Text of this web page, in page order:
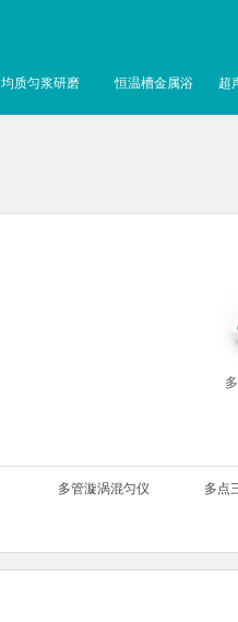
均质匀浆研磨 恒温槽金属浴 超
多管漩涡混匀仪 多点